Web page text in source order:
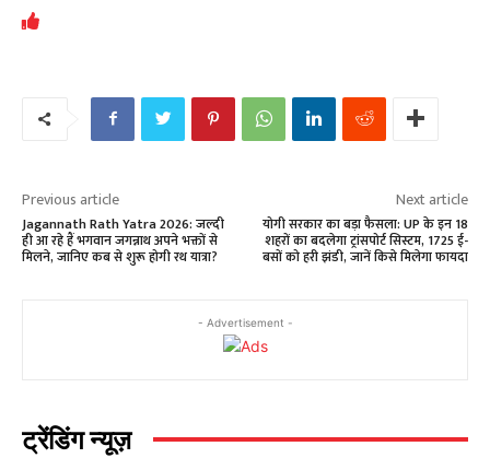
Previous article
Jagannath Rath Yatra 2026: जल्दी
ही आ रहे हैं भगवान जगन्नाथ अपने भक्तों से
मिलने, जानिए कब से शुरू होगी रथ यात्रा?
Next article
योगी सरकार का बड़ा फैसला: UP के इन 18
शहरों का बदलेगा ट्रांसपोर्ट सिस्टम, 1725 ई-
बसों को हरी झंडी, जानें किसे मिलेगा फायदा
- Advertisement -
ट्रेंडिंग न्यूज़